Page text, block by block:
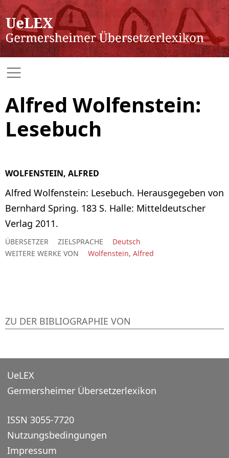
Alfred Wolfenstein:
Lesebuch
WOLFENSTEIN, ALFRED
Alfred Wolfenstein: Lesebuch. Herausgegeben von
Bernhard Spring. 183 S. Halle: Mitteldeutscher
Verlag 2011.
ÜBERSETZER ZIELSPRACHE
Deutsch
WEITERE WERKE VON
Wolfenstein, Alfred
ZU DER BIBLIOGRAPHIE VON
UeLEX
Germersheimer Übersetzerlexikon
ISSN 3055-7720
Nutzungsbedingungen
Impressum